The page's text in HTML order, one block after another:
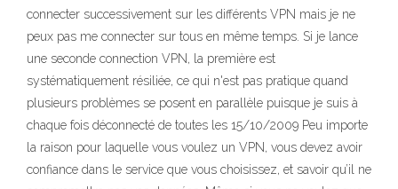
connecter successivement sur les différents VPN mais je ne
peux pas me connecter sur tous en même temps. Si je lance
une seconde connection VPN, la première est
systématiquement résiliée, ce qui n'est pas pratique quand
plusieurs problèmes se posent en parallèle puisque je suis à
chaque fois déconnecté de toutes les 15/10/2009 Peu importe
la raison pour laquelle vous voulez un VPN, vous devez avoir
confiance dans le service que vous choisissez, et savoir qu’il ne